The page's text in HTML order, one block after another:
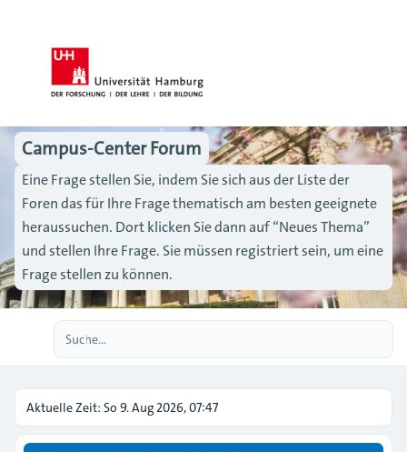
Campus-Center Forum
Eine Frage stellen Sie, indem Sie sich aus der Liste der
Foren das für Ihre Frage thematisch am besten geeignete
heraussuchen. Dort klicken Sie dann auf “Neues Thema”
und stellen Ihre Frage. Sie müssen registriert sein, um eine
Frage stellen zu können.
Aktuelle Zeit: So 9. Aug 2026, 07:47